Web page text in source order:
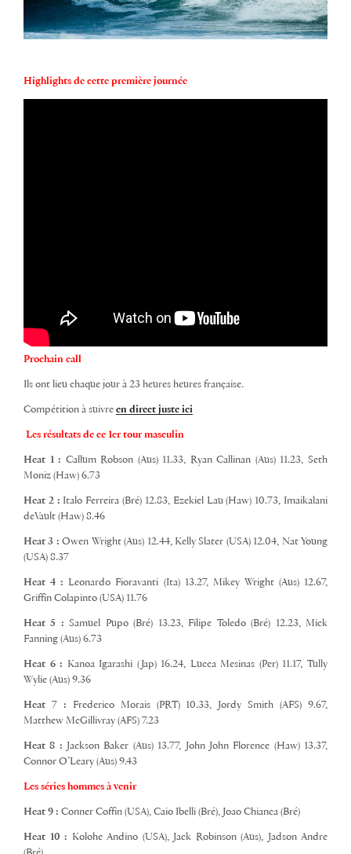
Highlights de cette première journée
Prochain call
Ils ont lieu chaque jour à 23 heures heures française.
Compétition à suivre en direct juste ici
Les résultats de ce 1er tour masculin
Heat 1 : Callum Robson (Aus) 11.33, Ryan Callinan (Aus) 11.23, Seth
Moniz (Haw) 6.73
Heat 2 : Italo Ferreira (Bré) 12.83, Ezekiel Lau (Haw) 10.73, Imaikalani
deVault (Haw) 8.46
Heat 3 : Owen Wright (Aus) 12.44, Kelly Slater (USA) 12.04, Nat Young
(USA) 8.37
Heat 4 : Leonardo Fioravanti (Ita) 13.27, Mikey Wright (Aus) 12.67,
Griffin Colapinto (USA) 11.76
Heat 5 :Samuel Pupo (Bré) 13.23, Filipe Toledo (Bré) 12.23, Mick
Fanning (Aus) 6.73
Heat 6 :
Kanoa Igarashi (Jap) 16.24, Lucca Mesinas (Per) 11.17, Tully
Wylie (Aus) 9.36
Heat 7 : Frederico Morais (PRT) 10.33, Jordy Smith (AFS) 9.67,
Matthew McGillivray (AFS) 7.23
Heat 8 : Jackson Baker (Aus) 13.77, John John Florence (Haw) 13.37,
Connor O’Leary (Aus) 9.43
Les séries hommes à venir
Heat 9 : Conner Coffin (USA), Caio Ibelli (Bré), Joao Chianca (Bré)
Heat 10 : Kolohe Andino (USA), Jack Robinson (Aus), Jadson Andre